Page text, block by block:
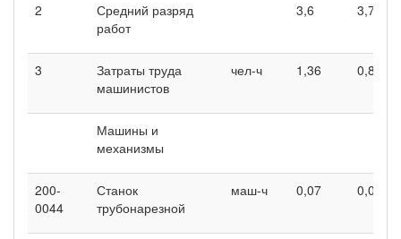
2
Средний разряд
работ
3,6 3,7
3
Затраты труда
машинистов
чел-ч 1,36 0,85
Машины и
механизмы
200-
0044
Станок
трубонарезной
маш-ч 0,07 0,08